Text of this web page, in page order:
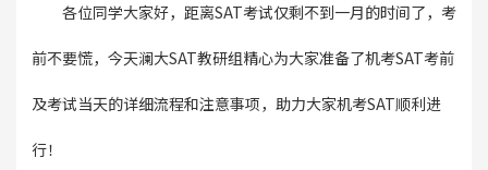
各位同学大家好，距离SAT考试仅剩不到一月的时间了，考
前不要慌，今天澜大SAT教研组精心为大家准备了机考SAT考前
及考试当天的详细流程和注意事项，助力大家机考SAT顺利进
行！